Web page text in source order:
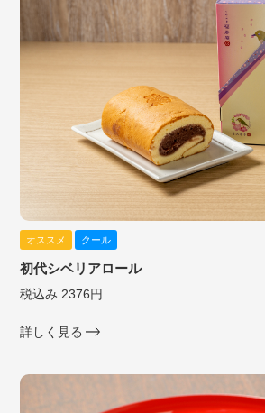
オススメ クール
初代シベリアロール
税込み 2376円
詳しく見る